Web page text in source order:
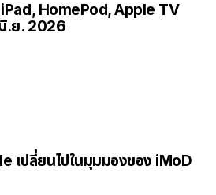
HomePod, Apple TV
.ย. 2026
เปลี่ยนไปในมุมมองของ iMoD